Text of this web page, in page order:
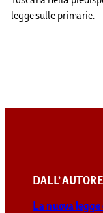
legge sulle primarie.
DALL’ AUTORE
La nuova